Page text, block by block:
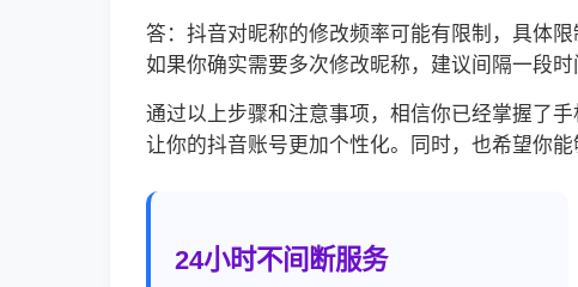
答：抖音对昵称的修改频率可能有限制，具体
如果你确实需要多次修改昵称，建议间隔一段时
通过以上步骤和注意事项，相信你已经掌握了
让你的抖音账号更加个性化。同时，也希望你
24小时不间断服务